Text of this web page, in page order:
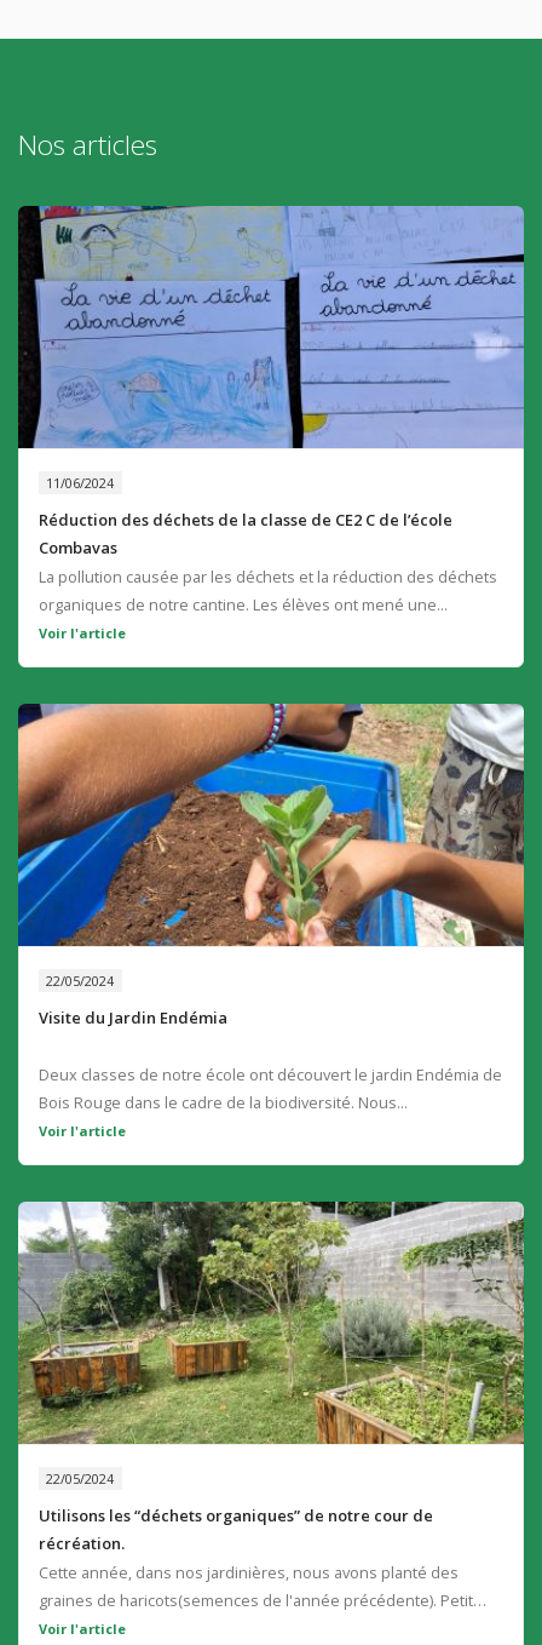
Nos articles
11/06/2024
Réduction des déchets de la classe de CE2 C de l’école
Combavas
La pollution causée par les déchets et la réduction des déchets
organiques de notre cantine. Les élèves ont mené une...
Voir l'article
22/05/2024
Visite du Jardin Endémia
Deux classes de notre école ont découvert le jardin Endémia de
Bois Rouge dans le cadre de la biodiversité. Nous...
Voir l'article
22/05/2024
Utilisons les “déchets organiques” de notre cour de
récréation.
Cette année, dans nos jardinières, nous avons planté des
graines de haricots(semences de l'année précédente). Petit
problème : ces légumineuses...
Voir l'article